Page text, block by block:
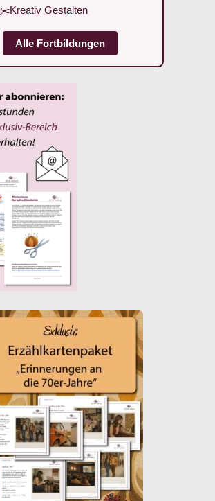
Gestalten
Alle Fortbildungen